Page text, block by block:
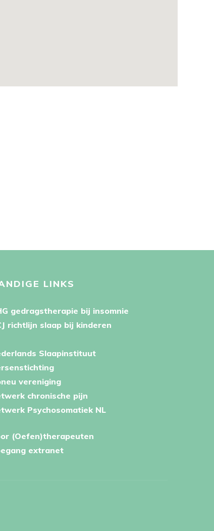
LINKS
gedragstherapie bij insomnie
richtlijn slaap bij kinderen
Slaapinstituut
vereniging
chronische pijn
Psychosomatiek NL
(Oefen)therapeuten
extranet